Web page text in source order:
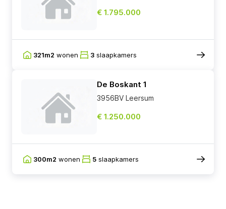
€ 1.795.000
321m2 wonen 3 slaapkamers
De Boskant 1
3956BV Leersum
€ 1.250.000
300m2 wonen 5 slaapkamers